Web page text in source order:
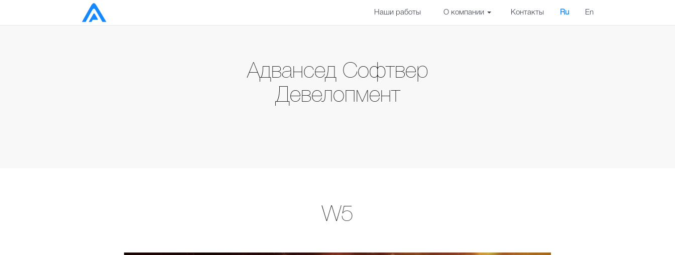
Наши работы О компании Контакты Ru En
Адвансед Софтвер
Девелопмент
W5